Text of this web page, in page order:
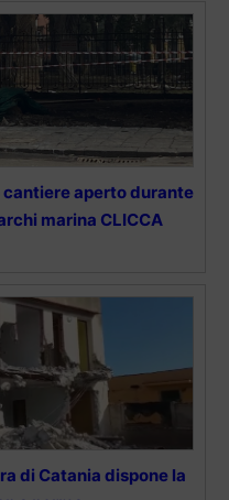
aperto durante
marina CLICCA
di Catania dispone la